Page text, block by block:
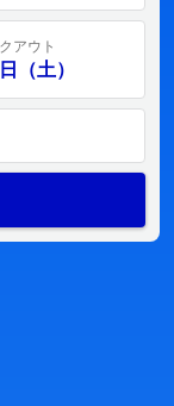
アウト
（土）